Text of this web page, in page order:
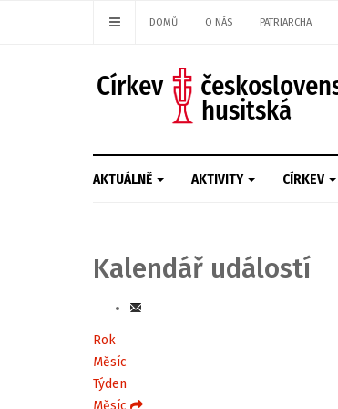
DOMŮ O NÁS PATRIARCHA
AKTUÁLNĚ AKTIVITY CÍRKEV
Kalendář událostí
Rok
Měsíc
Týden
Měsíc